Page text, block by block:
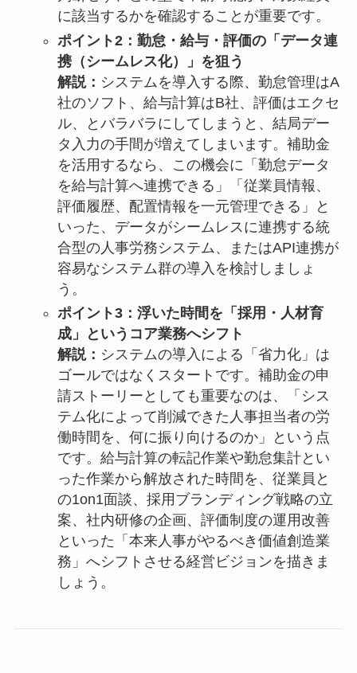
に該当するかを確認することが重要です。
ポイント2：勤怠・給与・評価の「データ連
携（シームレス化）」を狙う
解説： システムを導入する際、勤怠管理はA
社のソフト、給与計算はB社、評価はエクセ
ル、とバラバラにしてしまうと、結局デー
タ入力の手間が増えてしまいます。補助金
を活用するなら、この機会に「勤怠データ
を給与計算へ連携できる」「従業員情報、
評価履歴、配置情報を一元管理できる」と
いった、データがシームレスに連携する統
合型の人事労務システム、またはAPI連携が
容易なシステム群の導入を検討しましょ
う。
ポイント3：浮いた時間を「採用・人材育
成」というコア業務へシフト
解説： システムの導入による「省力化」は
ゴールではなくスタートです。補助金の申
請ストーリーとしても重要なのは、「シス
テム化によって削減できた人事担当者の労
働時間を、何に振り向けるのか」という点
です。給与計算の転記作業や勤怠集計とい
った作業から解放された時間を、従業員と
の1on1面談、採用ブランディング戦略の立
案、社内研修の企画、評価制度の運用改善
といった「本来人事がやるべき価値創造業
務」へシフトさせる経営ビジョンを描きま
しょう。